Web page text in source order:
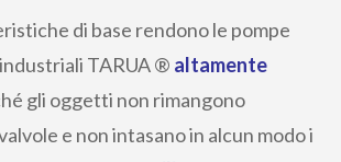
di base rendono le pompe
TARUA ® altamente
gli oggetti non rimangono
e non intasano in alcun modo i